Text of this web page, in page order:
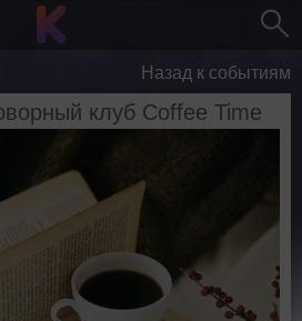
Назад к событиям
клуб Coffee Time